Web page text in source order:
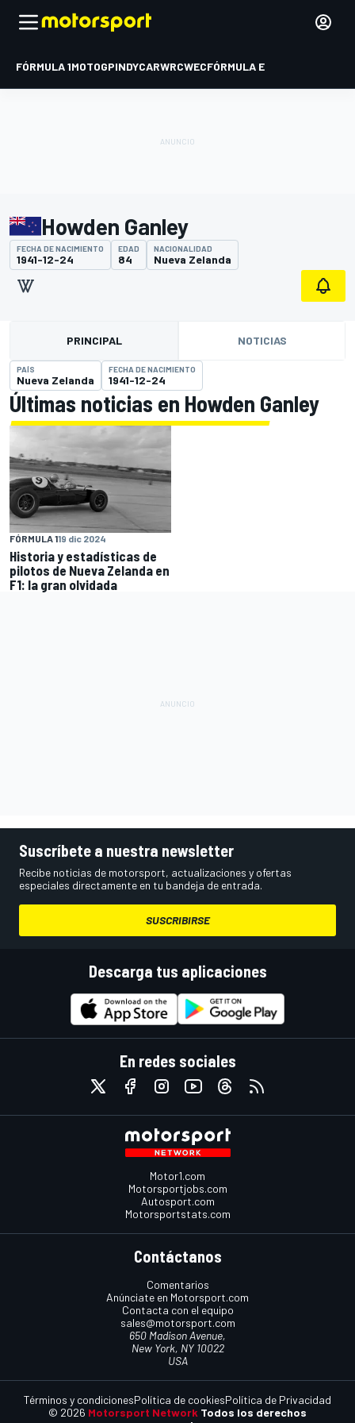
FÓRMULA 1MOTOGPINDYCARWRCWECFÓRMULA E
Howden Ganley
FECHA DE NACIMIENTO
1941-12-24
EDAD
84
NACIONALIDAD
Nueva Zelanda
PRINCIPAL NOTICIAS
PAÍS
Nueva Zelanda
FECHA DE NACIMIENTO
1941-12-24
Últimas noticias en Howden Ganley
FÓRMULA 119 dic 2024
Historia y estadísticas de
pilotos de Nueva Zelanda en
F1: la gran olvidada
Suscríbete a nuestra newsletter
Recibe noticias de motorsport, actualizaciones y ofertas
especiales directamente en tu bandeja de entrada.
SUSCRIBIRSE
Descarga tus aplicaciones
En redes sociales
Motor1.com
Motorsportjobs.com
Autosport.com
Motorsportstats.com
Contáctanos
Comentarios
Anúnciate en Motorsport.com
Contacta con el equipo
sales@motorsport.com
650 Madison Avenue,
New York, NY 10022
USA
© 2026 Motorsport Network Todos los derechos
Términos y condicionesPolítica de cookiesPolítica de Privacidad